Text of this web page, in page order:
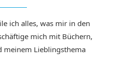
ich alles, was mir in den
mich mit Büchern,
meinem Lieblingsthema